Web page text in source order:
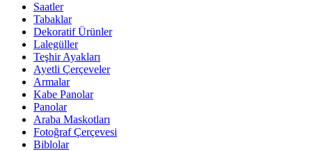
Saatler
Tabaklar
Dekoratif Ürünler
Lalegüller
Teşhir Ayakları
Ayetli Çerçeveler
Armalar
Kabe Panolar
Panolar
Araba Maskotları
Fotoğraf Çerçevesi
Biblolar